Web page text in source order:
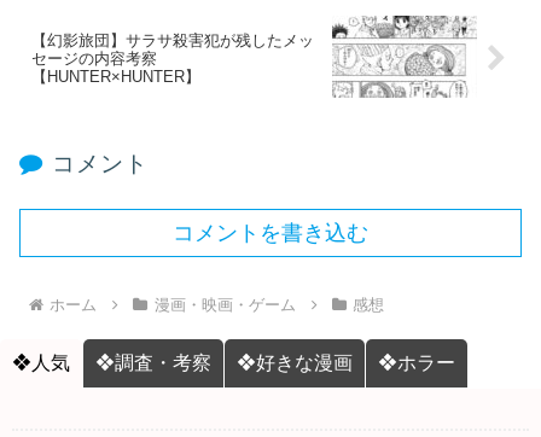
【幻影旅団】サラサ殺害犯が残したメッ
セージの内容考察
【HUNTER×HUNTER】
コメント
コメントを書き込む
ホーム 漫画・映画・ゲーム 感想
❖人気 ❖調査・考察 ❖好きな漫画 ❖ホラー